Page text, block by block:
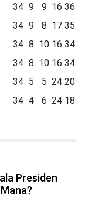
34 9 9 16 36
34 9 8 17 35
34 8 10 16 34
34 8 10 16 34
34 5 5 24 20
34 4 6 24 18
Presiden